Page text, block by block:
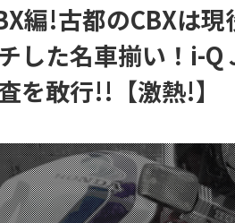
編!古都のCBXは現
した名車揃い！i-Q
を敢行!!【激熱!】